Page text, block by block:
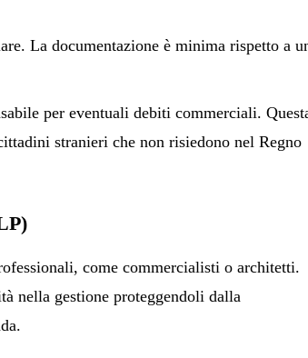
La documentazione è minima rispetto a
per eventuali debiti commerciali.
stranieri che non risiedono nel Regno
come commercialisti o architetti.
nella gestione proteggendoli dalla